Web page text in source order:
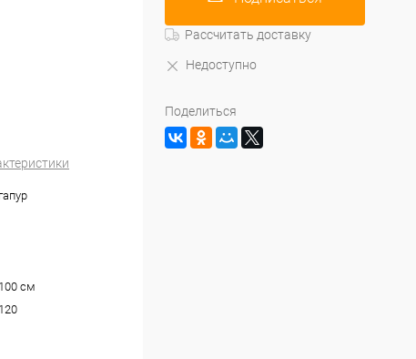
см
Рассчитать доставку
Недоступно
Поделиться